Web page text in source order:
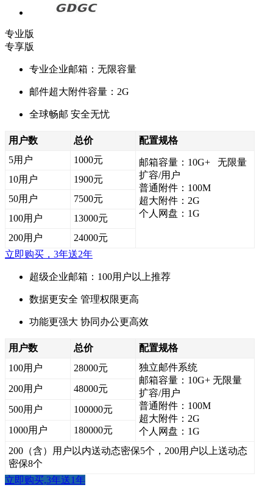
专业版
专享版
专业企业邮箱：无限容量
邮件超大附件容量：2G
全球畅邮 安全无忧
用户数 总价
配置规格
5用户
1000元
邮箱容量：10G+ 无限量
扩容/用户
普通附件：100M
超大附件：2G
个人网盘：1G
10用户
1900元
50用户
7500元
100用户
13000元
200用户
24000元
立即购买，3年送2年
超级企业邮箱：100用户以上推荐
数据更安全 管理权限更高
功能更强大 协同办公更高效
用户数 总价
配置规格
100用户
28000元
独立邮件系统
邮箱容量：10G+ 无限量
扩容/用户
普通附件：100M
超大附件：2G
个人网盘：1G
200用户
48000元
500用户
100000元
1000用户
180000元
200（含）用户以内送动态密保5个，200用户以上送动态
密保8个
立即购买,3年送1年